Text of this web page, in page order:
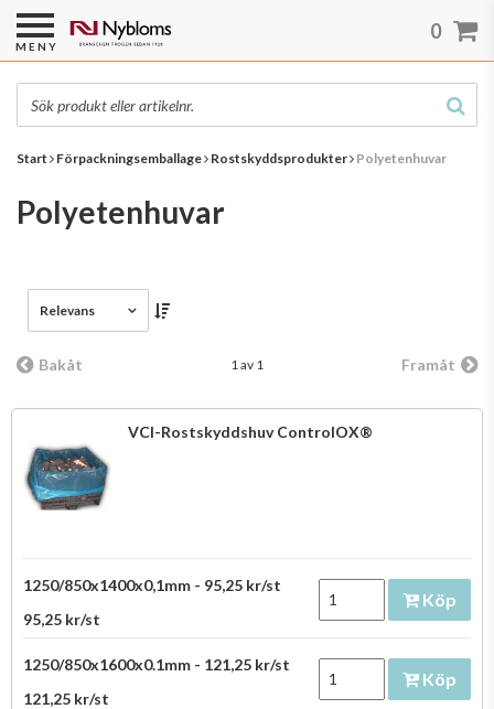
Start Förpackningsemballage Rostskyddsprodukter Polyetenhuvar
Polyetenhuvar
Relevans
Bakåt 1 av 1 Framåt
VCI-Rostskyddshuv ControlOX®
1250/850x1400x0,1mm - 95,25 kr/st
95,25 kr/st
Köp
1250/850x1600x0.1mm - 121,25 kr/st
121,25 kr/st
Köp
MENY
0